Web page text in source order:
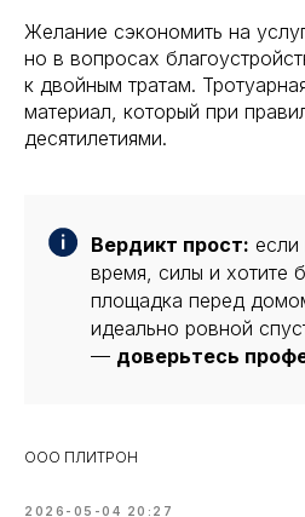
Желание сэкономить на
но в вопросах
к двойным тратам.
материал, который при
десятилетиями.
Вердикт прост: если
время, силы и хотите
площадка перед
идеально ровной
— доверьтесь
ООО ПЛИТРОН
2026-05-04 20:27